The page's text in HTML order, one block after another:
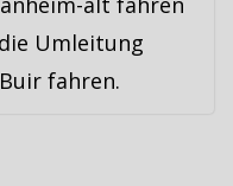
Umleitung
fahren.